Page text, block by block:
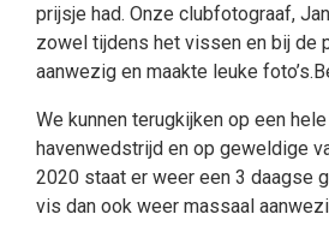
prijsje had. Onze clubfotograaf,
zowel tijdens het vissen en bij de
aanwezig en maakte leuke
We kunnen terugkijken op een
havenwedstrijd en op geweldige
2020 staat er weer een 3 daagse
vis dan ook weer massaal